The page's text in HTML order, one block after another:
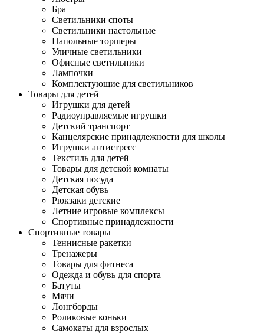
Бра
Светильники споты
Светильники настольные
Напольные торшеры
Уличные светильники
Офисные светильники
Лампочки
Комплектующие для светильников
Товары для детей
Игрушки для детей
Радиоуправляемые игрушки
Детский транспорт
Канцелярские принадлежности для школы
Игрушки антистресс
Текстиль для детей
Товары для детской комнаты
Детская посуда
Детская обувь
Рюкзаки детские
Летние игровые комплексы
Спортивные принадлежности
Спортивные товары
Теннисные ракетки
Тренажеры
Товары для фитнеса
Одежда и обувь для спорта
Батуты
Мячи
Лонгборды
Роликовые коньки
Самокаты для взрослых